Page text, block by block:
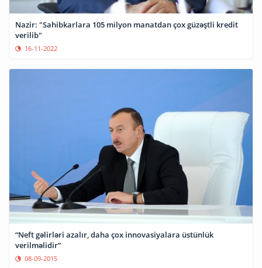
Nazir: "Sahibkarlara 105 milyon manatdan çox güzəştli kredit
verilib"
16-11-2022
“Neft gəlirləri azalır, daha çox innovasiyalara üstünlük
verilməlidir”
08-09-2015